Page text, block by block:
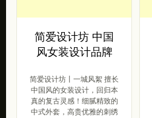
简爱设计坊 中国
风女装设计品牌
简爱设计坊丨一城风絮 擅长
中国风的女装设计，回归本
真的复古灵感！细腻精致的
中式外套，高贵优雅的刺绣